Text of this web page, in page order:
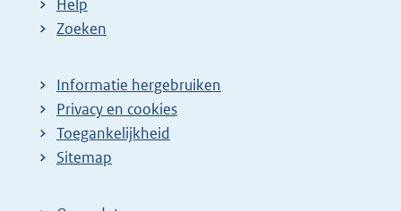
Help
Zoeken
Informatie hergebruiken
Privacy en cookies
Toegankelijkheid
Sitemap